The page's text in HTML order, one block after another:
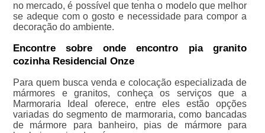
no mercado, é possível que tenha o modelo que melhor
se adeque com o gosto e necessidade para compor a
decoração do ambiente.
Encontre sobre onde encontro pia granito
cozinha Residencial Onze
Para quem busca venda e colocação especializada de
mármores e granitos, conheça os serviços que a
Marmoraria Ideal oferece, entre eles estão opções
variadas do segmento de marmoraria, como bancadas
de mármore para banheiro, pias de mármore para